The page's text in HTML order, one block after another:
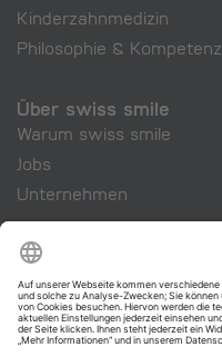
Kinderzahnmedizin
Philosophie & Kompetenz
Über swiss smile
Warum swiss smile
Jobs
Unternehmen
swiss smile Cosmetics